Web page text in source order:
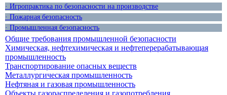
· Игропрактика по безопасности на производстве
· Пожарная безопасность
· Промышленная безопасность
Общие требования промышленной безопасности
Химическая, нефтехимическая и нефтеперерабатывающая
промышленность
Транспортирование опасных веществ
Металлургическая промышленность
Нефтяная и газовая промышленность
Объекты газораспределения и газопотребления